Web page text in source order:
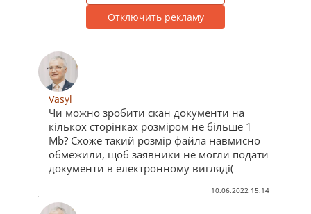
Отключить рекламу
Vasyl
Чи можно зробити скан документи на
кількох сторінках розміром не більше 1
Мb? Схоже такий розмір файла навмисно
обмежили, щоб заявники не могли подати
документи в електронному вигляді(
10.06.2022 15:14